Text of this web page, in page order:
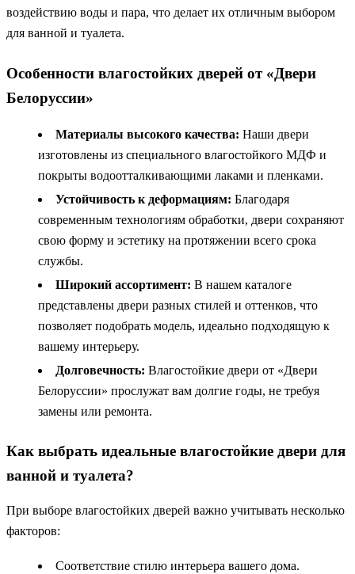
воздействию воды и пара, что делает их отличным выбором
для ванной и туалета.
Особенности влагостойких дверей от «Двери
Белоруссии»
Материалы высокого качества: Наши двери
изготовлены из специального влагостойкого МДФ и
покрыты водоотталкивающими лаками и пленками.
Устойчивость к деформациям: Благодаря
современным технологиям обработки, двери сохраняют
свою форму и эстетику на протяжении всего срока
службы.
Широкий ассортимент: В нашем каталоге
представлены двери разных стилей и оттенков, что
позволяет подобрать модель, идеально подходящую к
вашему интерьеру.
Долговечность: Влагостойкие двери от «Двери
Белоруссии» прослужат вам долгие годы, не требуя
замены или ремонта.
Как выбрать идеальные влагостойкие двери для
ванной и туалета?
При выборе влагостойких дверей важно учитывать несколько
факторов:
Соответствие стилю интерьера вашего дома.